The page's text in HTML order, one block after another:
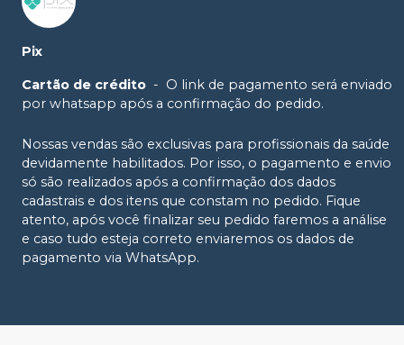
Pix
Cartão de crédito - O link de pagamento será enviado
por whatsapp após a confirmação do pedido.
Nossas vendas são exclusivas para profissionais da saúde
devidamente habilitados. Por isso, o pagamento e envio
só são realizados após a confirmação dos dados
cadastrais e dos itens que constam no pedido. Fique
atento, após você finalizar seu pedido faremos a análise
e caso tudo esteja correto enviaremos os dados de
pagamento via WhatsApp.